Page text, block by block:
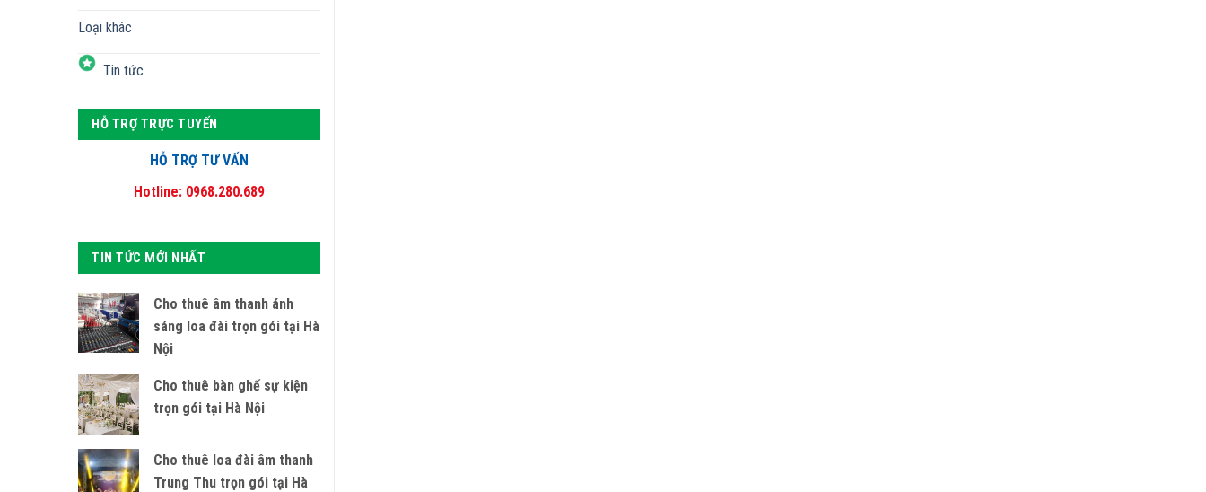
Loại khác
Tin tức
HỖ TRỢ TRỰC TUYẾN
HỖ TRỢ TƯ VẤN
Hotline: 0968.280.689
TIN TỨC MỚI NHẤT
Cho thuê âm thanh ánh
sáng loa đài trọn gói tại Hà
Nội
Cho thuê bàn ghế sự kiện
trọn gói tại Hà Nội
Cho thuê loa đài âm thanh
Trung Thu trọn gói tại Hà